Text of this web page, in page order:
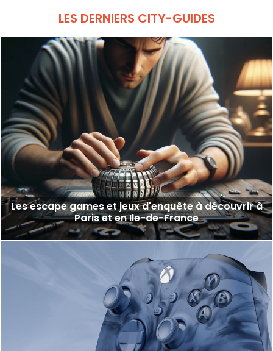
LES DERNIERS CITY-GUIDES
Les escape games et jeux d'enquête à découvrir à
Paris et en Ile-de-France